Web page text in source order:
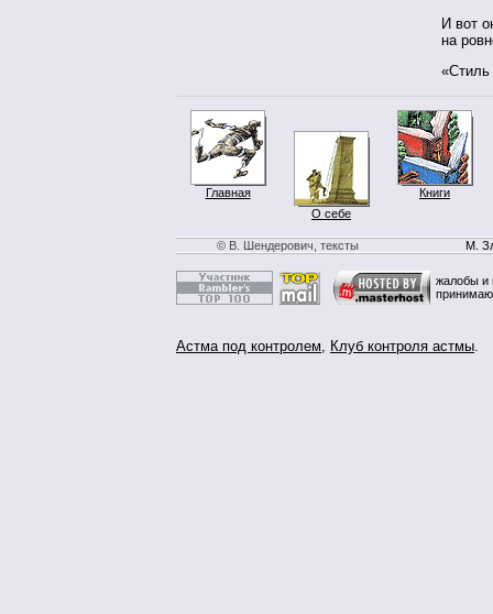
И вот
на
Главная
О себе
Книги
© В. Шендерович, тексты М.
жалобы и
Астма под контролем, Клуб контроля астмы.